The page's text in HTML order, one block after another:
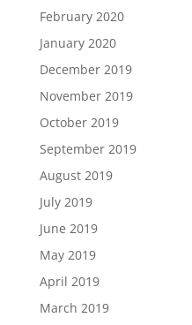
February 2020
January 2020
December 2019
November 2019
October 2019
September 2019
August 2019
July 2019
June 2019
May 2019
April 2019
March 2019